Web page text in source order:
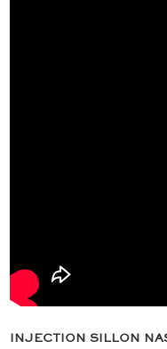
INJECTION SILLON